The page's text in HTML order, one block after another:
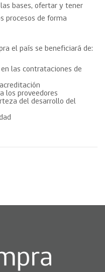
bases, ofertar y tener
procesos de forma
el país se beneficiará de:
las contrataciones de
los proveedores
del desarrollo del